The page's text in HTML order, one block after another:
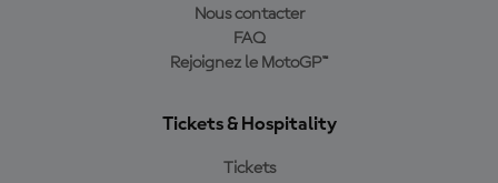
Nous contacter
FAQ
Rejoignez le MotoGP™
Tickets & Hospitality
Tickets